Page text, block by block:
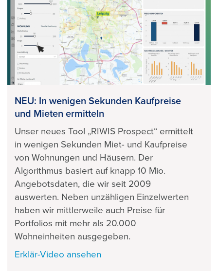
NEU: In wenigen Sekunden Kaufpreise
und Mieten ermitteln
Unser neues Tool „RIWIS Prospect“ ermittelt
in wenigen Sekunden Miet- und Kaufpreise
von Wohnungen und Häusern. Der
Algorithmus basiert auf knapp 10 Mio.
Angebotsdaten, die wir seit 2009
auswerten. Neben unzähligen Einzelwerten
haben wir mittlerweile auch Preise für
Portfolios mit mehr als 20.000
Wohneinheiten ausgegeben.
Erklär-Video ansehen